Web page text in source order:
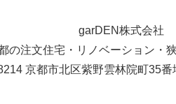
garDEN株式会社
の注文住宅・リノベーション・
京都市北区紫野雲林院町35番